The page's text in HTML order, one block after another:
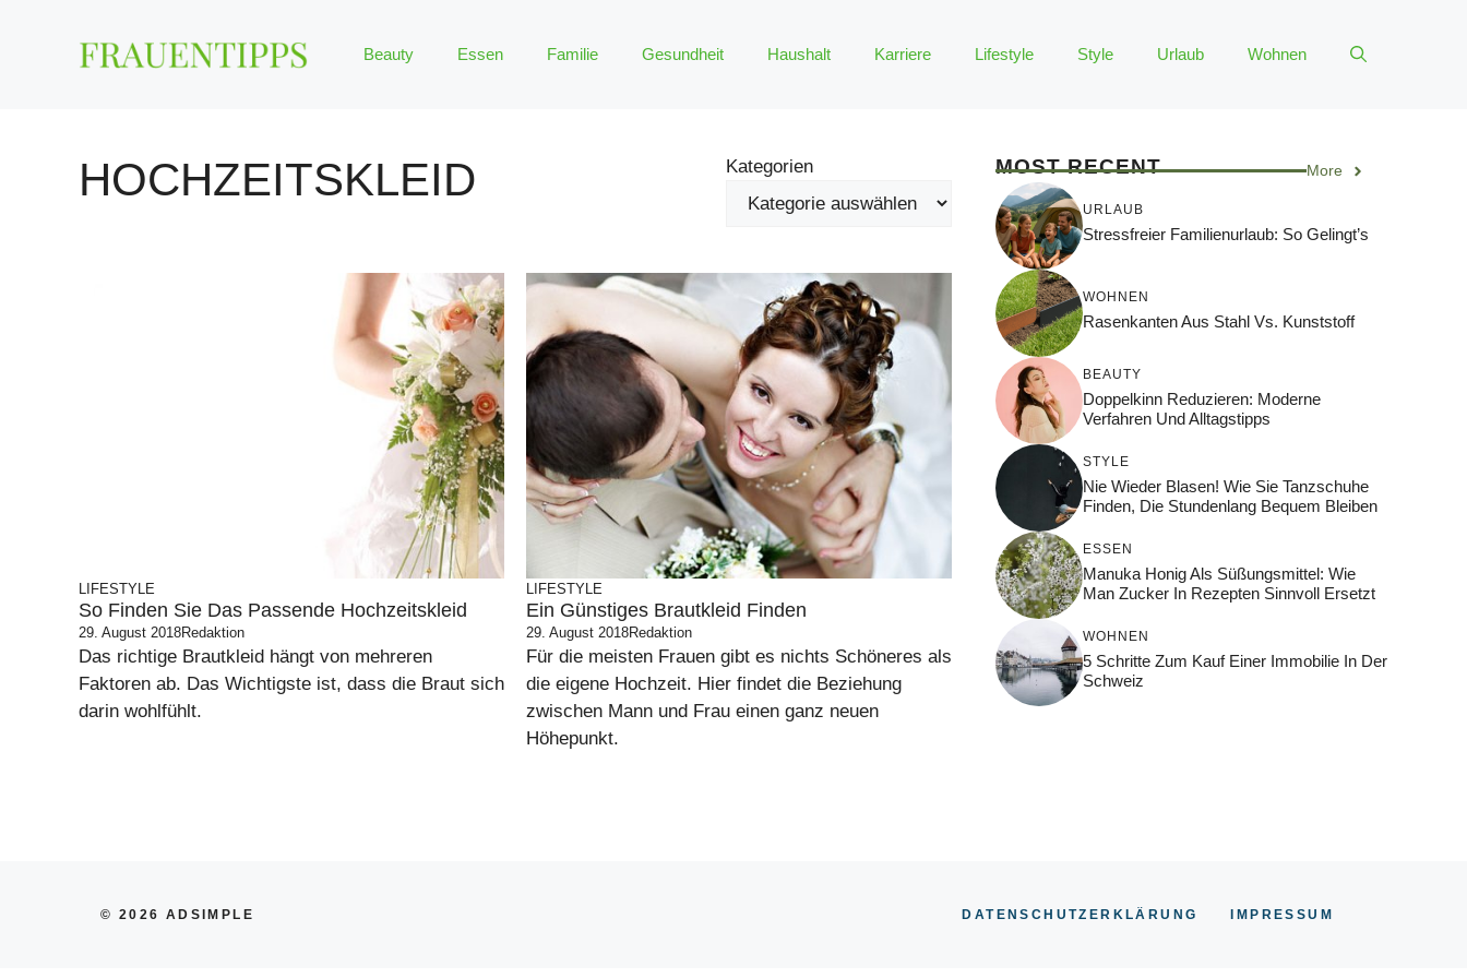
Beauty Essen Familie Gesundheit Haushalt Karriere Lifestyle Style Urlaub Wohnen
HOCHZEITSKLEID Kategorien
LIFESTYLE
So Finden Sie Das Passende Hochzeitskleid
29. August 2018Redaktion
Das richtige Brautkleid hängt von mehreren
Faktoren ab. Das Wichtigste ist, dass die Braut sich
darin wohlfühlt.
LIFESTYLE
Ein Günstiges Brautkleid Finden
29. August 2018Redaktion
Für die meisten Frauen gibt es nichts Schöneres als
die eigene Hochzeit. Hier findet die Beziehung
zwischen Mann und Frau einen ganz neuen
Höhepunkt.
MOST RECENT More
URLAUB
Stressfreier Familienurlaub: So Gelingt’s
WOHNEN
Rasenkanten Aus Stahl Vs. Kunststoff
BEAUTY
Doppelkinn Reduzieren: Moderne
Verfahren Und Alltagstipps
STYLE
Nie Wieder Blasen! Wie Sie Tanzschuhe
Finden, Die Stundenlang Bequem Bleiben
ESSEN
Manuka Honig Als Süßungsmittel: Wie
Man Zucker In Rezepten Sinnvoll Ersetzt
WOHNEN
5 Schritte Zum Kauf Einer Immobilie In Der
Schweiz
© 2026 ADSIMPLE DATENSCHUTZERKLÄRUNG IMPRESSUM